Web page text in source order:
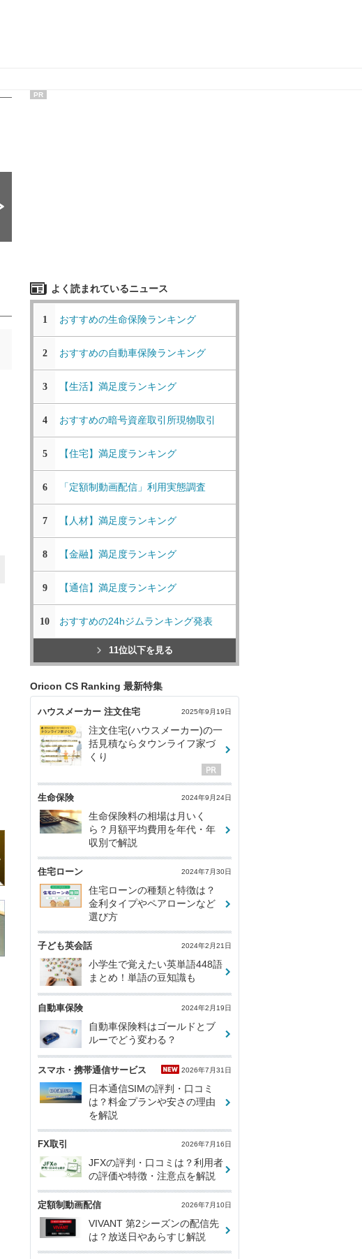
PR
よく読まれているニュース
1 おすすめの生命保険ランキング
2 おすすめの自動車保険ランキング
3 【生活】満足度ランキング
4 おすすめの暗号資産取引所現物取引
5 【住宅】満足度ランキング
6 「定額制動画配信」利用実態調査
7 【人材】満足度ランキング
8 【金融】満足度ランキング
9 【通信】満足度ランキング
10 おすすめの24hジムランキング発表
11位以下を見る
Oricon CS Ranking 最新特集
ハウスメーカー 注文住宅 2025年9月19日
注文住宅(ハウスメーカー)の一
括見積ならタウンライフ家づ
くり
生命保険 2024年9月24日
生命保険料の相場は月いく
ら？月額平均費用を年代・年
収別で解説
住宅ローン 2024年7月30日
住宅ローンの種類と特徴は？
金利タイプやペアローンなど
選び方
子ども英会話 2024年2月21日
小学生で覚えたい英単語448語
まとめ！単語の豆知識も
自動車保険 2024年2月19日
自動車保険料はゴールドとブ
ルーでどう変わる？
スマホ・携帯通信サービス 2026年7月31日
日本通信SIMの評判・口コミ
は？料金プランや安さの理由
を解説
FX取引 2026年7月16日
JFXの評判・口コミは？利用者
の評価や特徴・注意点を解説
定額制動画配信 2026年7月10日
VIVANT 第2シーズンの配信先
は？放送日やあらすじ解説